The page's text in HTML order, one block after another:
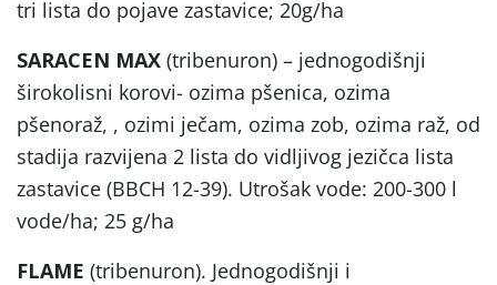
tri lista do pojave zastavice; 20g/ha
SARACEN MAX (tribenuron) – jednogodišnji
širokolisni korovi- ozima pšenica, ozima
pšenoraž, , ozimi ječam, ozima zob, ozima raž, od
stadija razvijena 2 lista do vidljivog jezičca lista
zastavice (BBCH 12-39). Utrošak vode: 200-300 l
vode/ha; 25 g/ha
FLAME (tribenuron). Jednogodišnji i